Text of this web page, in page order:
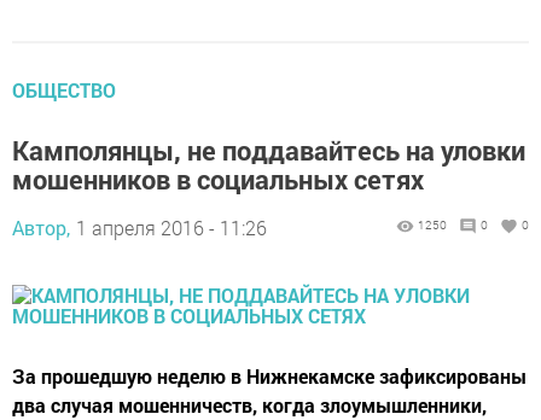
ОБЩЕСТВО
Камполянцы, не поддавайтесь на уловки
мошенников в социальных сетях
Автор, 1 апреля 2016 - 11:26 1250 0 0
За прошедшую неделю в Нижнекамске зафиксированы
два случая мошенничеств, когда злоумышленники,